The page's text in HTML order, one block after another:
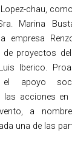
chau,
Marina
empresa
de proyectos
Iberico.
el apoyo
acciones en
a
una de las